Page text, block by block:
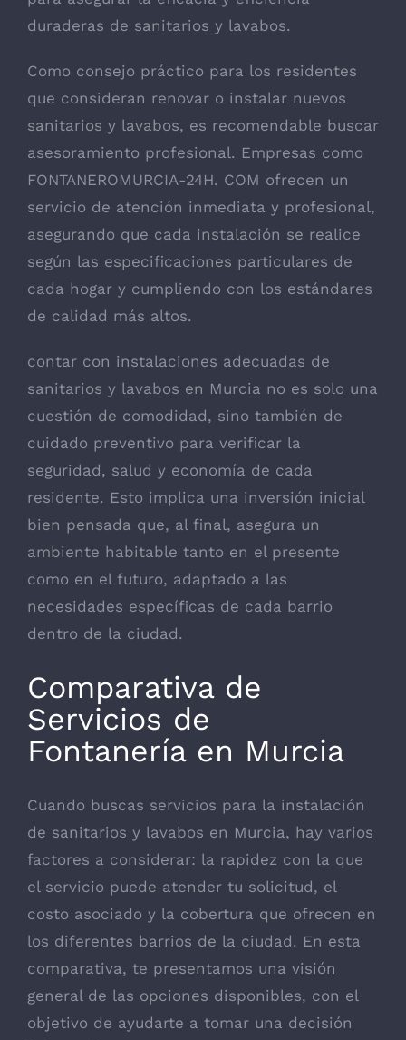
duraderas de sanitarios y lavabos.
Como consejo práctico para los residentes
que consideran renovar o instalar nuevos
sanitarios y lavabos, es recomendable buscar
asesoramiento profesional. Empresas como
FONTANEROMURCIA-24H. COM ofrecen un
servicio de atención inmediata y profesional,
asegurando que cada instalación se realice
según las especificaciones particulares de
cada hogar y cumpliendo con los estándares
de calidad más altos.
contar con instalaciones adecuadas de
sanitarios y lavabos en Murcia no es solo una
cuestión de comodidad, sino también de
cuidado preventivo para verificar la
seguridad, salud y economía de cada
residente. Esto implica una inversión inicial
bien pensada que, al final, asegura un
ambiente habitable tanto en el presente
como en el futuro, adaptado a las
necesidades específicas de cada barrio
dentro de la ciudad.
Comparativa de
Servicios de
Fontanería en Murcia
Cuando buscas servicios para la instalación
de sanitarios y lavabos en Murcia, hay varios
factores a considerar: la rapidez con la que
el servicio puede atender tu solicitud, el
costo asociado y la cobertura que ofrecen en
los diferentes barrios de la ciudad. En esta
comparativa, te presentamos una visión
general de las opciones disponibles, con el
objetivo de ayudarte a tomar una decisión